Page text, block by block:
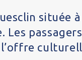
située à
Les